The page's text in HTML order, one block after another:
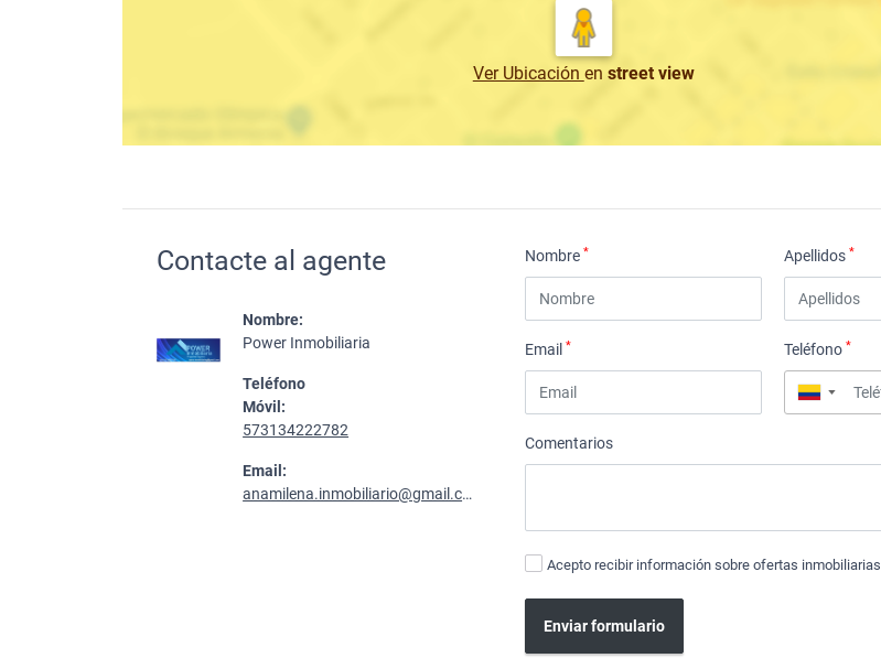
Ver Ubicación en street view
Contacte al agente
Nombre:
Power Inmobiliaria
Teléfono
Móvil:
573134222782
Email:
anamilena.inmobiliario@gmail.com
Nombre* Apellidos*
Email* Teléfono*
▼
Comentarios
Acepto recibir información sobre ofertas inmobiliarias
Enviar formulario